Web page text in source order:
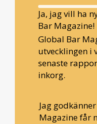
Ja, jag vill ha
Bar Magazine!
Global Bar
utvecklingen i
senaste
inkorg.
Jag
Magazine får